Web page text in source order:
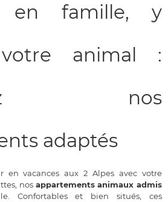
en famille, y
animal :
nos
adaptés
en vacances aux 2 Alpes avec votre
nos appartements animaux admis
Confortables et bien situés, ces